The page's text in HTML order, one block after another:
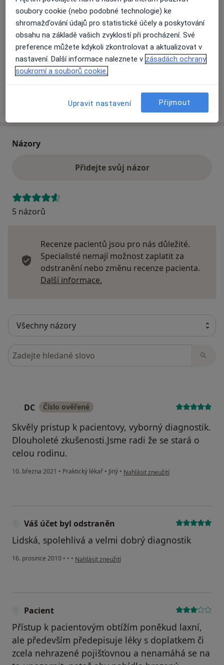
Přiblížit mapuse otevře v nové záložce
Dostupnost
Na této adrese online kalendář není aktivní
Co mám v takové situaci udělat?
Víceo adrese
Názory
Přidejte svůj názor
5 názorů
Recenze pacientů jsou pro nás důležité.
Specialisté nemají možnost zaplatit za
odstranění nebo změnu recenze pacienta.
Další informace.
Hledejte v názorech
DC Číslo ověřené
Skvěly pristup k pacientovy, vyborný diagnostik.
Dlouholeté zkušenosti.Jsme radi že se stará o
celou rodinu.
10. března 2021 • Praktický lékař • Jiný • podle názoru uživatele DC
Nahlásit zneužití
Váš účet byl odstraněn
Lidská, spolehlivá a velmi dobrý diagnostik
16. prosince 2010 • • • podle názoru uživatele Váš účet byl odstraněn
Nahlásit zneužití
Pacient
Přístup k pacientovým obtížím poněkud laxní,
ale především předepisuje léky s doplatkem či
zcela nehrazené pojišťovnou a nenamáhá se na
soubory cookie (nebo podobné technologie) ke
shromažďování údajů pro statistické účely a poskytování
obsahu na základě vašich zvyklostí při procházení. Své
preference můžete kdykoli zkontrolovat a aktualizovat v
nastavení. Další informace naleznete v zásadách ochrany
soukromí a souborů cookie.
Upravit nastavení Přijmout